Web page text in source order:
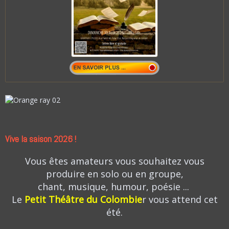
Vive la saison 2026 !
Vous êtes amateurs vous souhaitez vous
produire en solo ou en groupe,
chant, musique, humour, poésie ...
Le Petit Théâtre du Colombier vous attend cet
été.